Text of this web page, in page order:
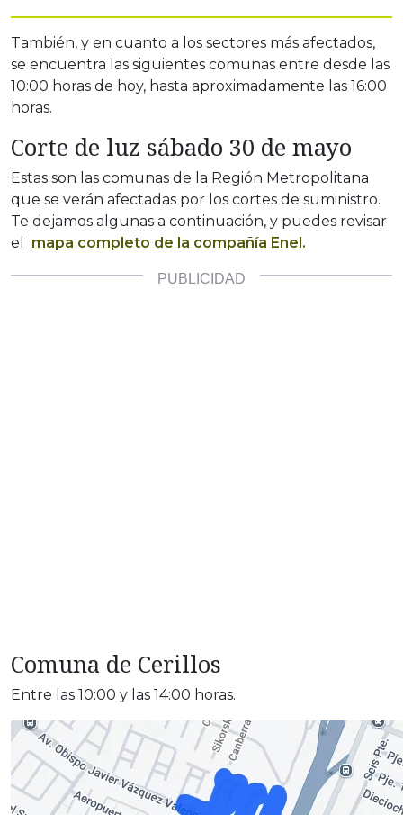
También, y en cuanto a los sectores más afectados,
se encuentra las siguientes comunas entre desde las
10:00 horas de hoy, hasta aproximadamente las 16:00
horas.
Corte de luz sábado 30 de mayo
Estas son las comunas de la Región Metropolitana
que se verán afectadas por los cortes de suministro.
Te dejamos algunas a continuación, y puedes revisar
el mapa completo de la compañía Enel.
Comuna de Cerillos
Entre las 10:00 y las 14:00 horas.